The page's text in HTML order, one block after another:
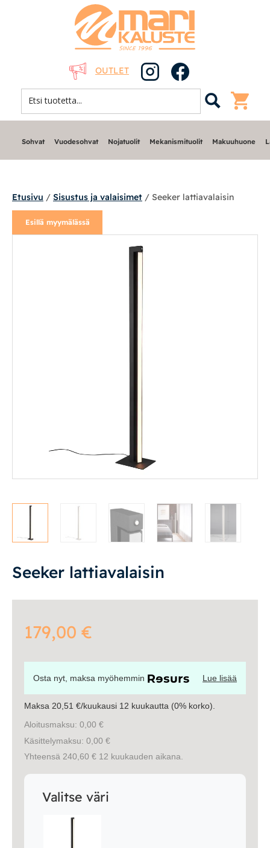
OUTLET
Sohvat
Oma tili
Sohvat Vuodesohvat Nojatuolit Mekanismituolit Makuuhuone
Etusivu / Sisustus ja valaisimet / Seeker lattiavalaisin
Esillä myymälässä
Seeker lattiavalaisin
179,00 €
Osta nyt, maksa myöhemmin Lue lisää
Maksa 20,51 €/kuukausi 12 kuukautta (0% korko).
Aloitusmaksu: 0,00 €
Käsittelymaksu: 0,00 €
Yhteensä 240,60 € 12 kuukauden aikana.
Valitse väri